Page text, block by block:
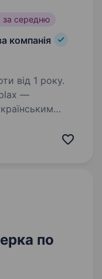
за середню
компанія
від 1 року.
роль
по